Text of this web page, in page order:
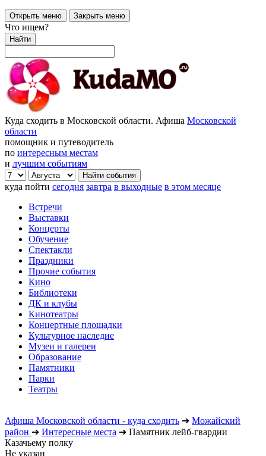
Открыть меню Закрыть меню
Что ищем?
Найти
Куда сходить в Московской области. Афиша Московской
области
помощник и путеводитель
по интересным местам
и лучшим событиям
куда пойти сегодня завтра в выходные в этом месяце
Встречи
Выставки
Концерты
Обучение
Спектакли
Праздники
Прочие события
Кино
Библиотеки
ДК и клубы
Кинотеатры
Концертные площадки
Культурное наследие
Музеи и галереи
Образование
Памятники
Парки
Театры
Афиша Московской области - куда сходить ➔ Можайский
район ➔ Интересные места ➔ Памятник лейб-гвардии
Казачьему полку
Не указан